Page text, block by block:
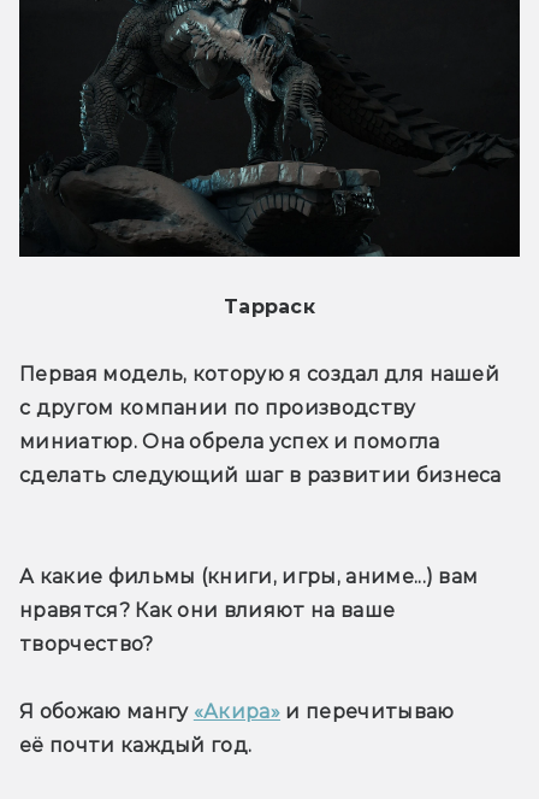
Тарраск
Первая модель, которую я создал для нашей
с другом компании по производству
миниатюр. Она обрела успех и помогла
сделать следующий шаг в развитии бизнеса
А какие фильмы (книги, игры, аниме...) вам
нравятся? Как они влияют на ваше
творчество?
Я обожаю мангу «Акира» и перечитываю
её почти каждый год.